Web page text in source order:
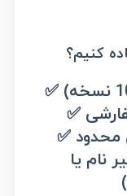
کنیم؟
)
✅
✅
محدود ✅
نام یا
)